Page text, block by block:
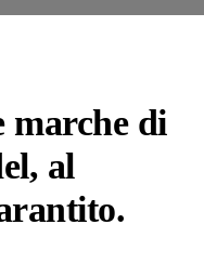
marche di
al